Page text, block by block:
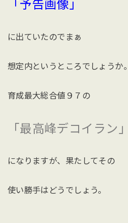
「予告画像」
に出ていたのでまぁ
想定内というところでしょうか。
育成最大総合値９７の
「最高峰デコイラン」
になりますが、果たしてその
使い勝手はどうでしょう。